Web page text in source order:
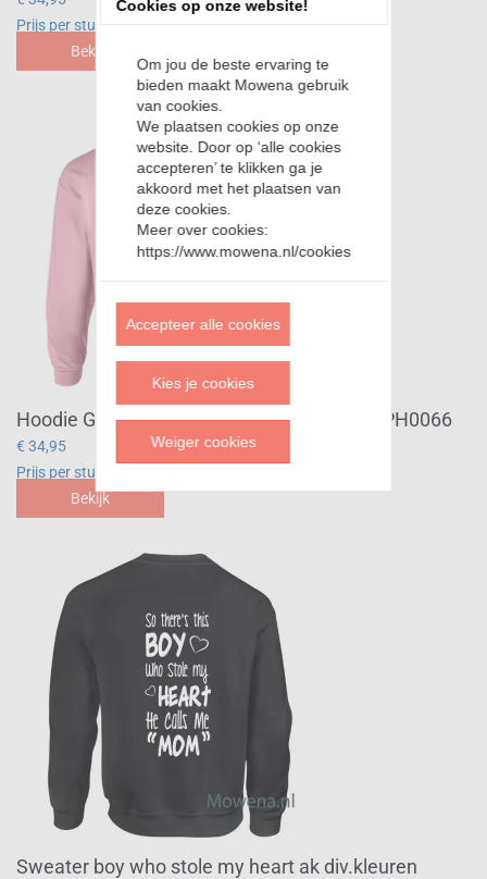
Prijs per stuk
Bekijk
Hoodie Girl who stole my heart div.kleuren PH0066
€ 34,95
Prijs per stuk
Bekijk
Sweater boy who stole my heart ak div.kleuren
Cookies op onze website!
Om jou de beste ervaring te
bieden maakt Mowena gebruik
van cookies.
We plaatsen cookies op onze
website. Door op ‘alle cookies
accepteren’ te klikken ga je
akkoord met het plaatsen van
deze cookies.
Meer over cookies:
https://www.mowena.nl/cookies
Accepteer alle cookies
Kies je cookies
Weiger cookies